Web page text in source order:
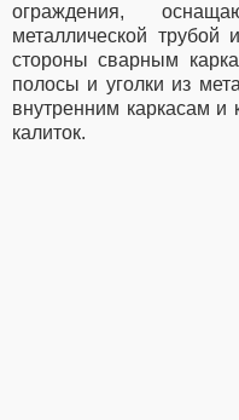
ограждения,
металлической
стороны сварным
полосы и уголки из
внутренним каркасам и
калиток.